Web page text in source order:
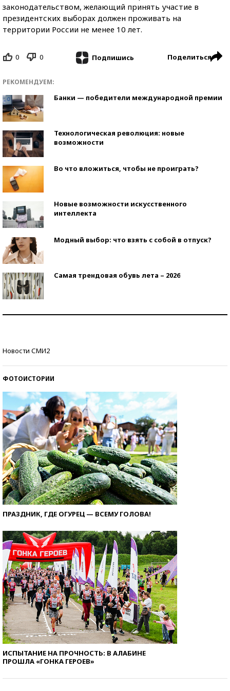
законодательством, желающий принять участие в
президентских выборах должен проживать на
территории России не менее 10 лет.
0 0 Подпишись Поделиться
РЕКОМЕНДУЕМ:
Банки — победители международной премии
Технологическая революция: новые
возможности
Во что вложиться, чтобы не проиграть?
Новые возможности искусственного
интеллекта
Модный выбор: что взять с собой в отпуск?
Самая трендовая обувь лета – 2026
Новости СМИ2
ФОТОИСТОРИИ
ПРАЗДНИК, ГДЕ ОГУРЕЦ — ВСЕМУ ГОЛОВА!
ИСПЫТАНИЕ НА ПРОЧНОСТЬ: В АЛАБИНЕ
ПРОШЛА «ГОНКА ГЕРОЕВ»